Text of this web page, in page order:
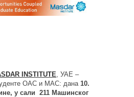
INSTITUTE , УАЕ –
ОАС и МАС: дана 10.
у сали 211 Машинског